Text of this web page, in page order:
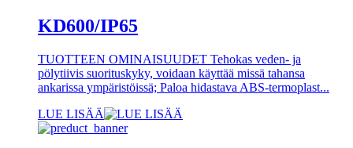
KD600/IP65
TUOTTEEN OMINAISUUDET Tehokas veden- ja
pölytiivis suorituskyky, voidaan käyttää missä tahansa
ankarissa ympäristöissä; Paloa hidastava ABS-termoplast...
LUE LISÄÄ